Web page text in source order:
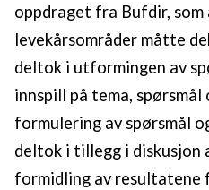
oppdraget fra Bufdir, som
levekårsområder måtte
deltok i utformingen av
innspill på tema,
formulering av spørsmål
deltok i tillegg i diskusjon
formidling av resultatene